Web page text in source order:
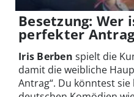
Besetzung: Wer
perfekter
Iris Berben spielt die
damit die weibliche
Antrag“. Du könntest